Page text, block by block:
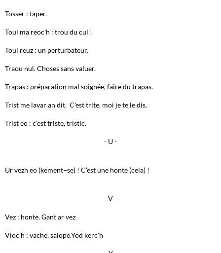
Tosser : taper.
Toul ma reoc'h : trou du cul !
Toul reuz : un perturbateur.
Traou nul. Choses sans valuer.
Trapas : préparation mal soignée, faire du trapas.
Trist me lavar an dit. C'est trite, moi je te le dis.
Trist eo : c'est triste, tristic.
- U -
Ur vezh eo (kement−se) ! C’est une honte (cela) !
- V -
Vez : honte. Gant ar vez
Vioc'h : vache, salope.Yod kerc′h